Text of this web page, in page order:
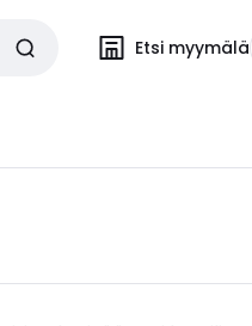
Etsi myymälä